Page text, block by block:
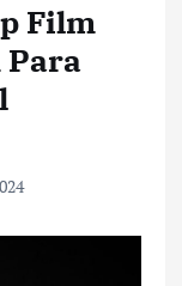
Film